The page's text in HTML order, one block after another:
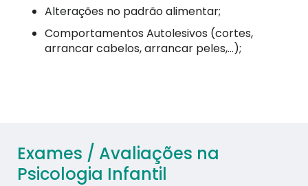
Alterações no padrão alimentar;
Comportamentos Autolesivos (cortes,
arrancar cabelos, arrancar peles,…);
Exames / Avaliações na
Psicologia Infantil